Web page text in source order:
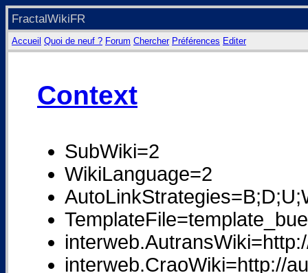
FractalWikiFR
Accueil Quoi de neuf ? Forum Chercher Préférences Editer
Context
SubWiki=2
WikiLanguage=2
interweb.CraoWiki=http://